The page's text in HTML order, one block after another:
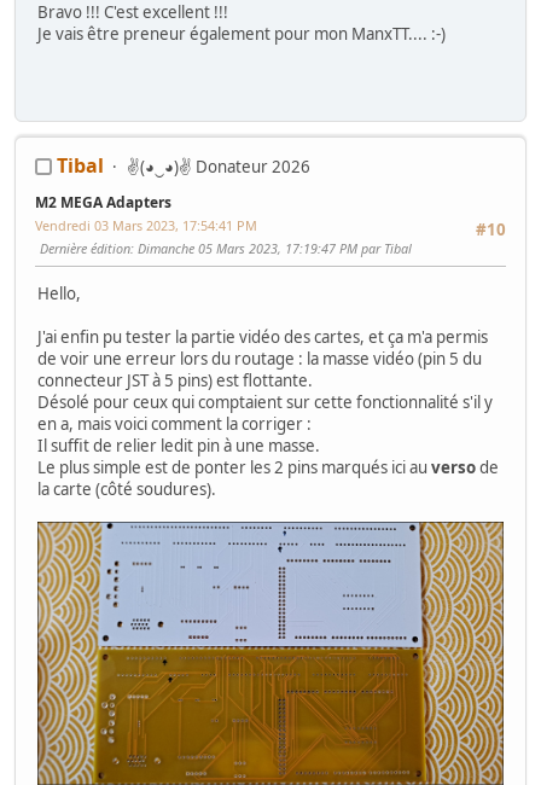
Bravo !!! C'est excellent !!!
Je vais être preneur également pour mon ManxTT.... :-)
Tibal ✌(◕‿◕)✌ Donateur 2026
M2 MEGA Adapters
#10
Vendredi 03 Mars 2023, 17:54:41 PM
Dernière édition: Dimanche 05 Mars 2023, 17:19:47 PM par Tibal
Hello,
J'ai enfin pu tester la partie vidéo des cartes, et ça m'a permis
de voir une erreur lors du routage : la masse vidéo (pin 5 du
connecteur JST à 5 pins) est flottante.
Désolé pour ceux qui comptaient sur cette fonctionnalité s'il y
en a, mais voici comment la corriger :
Il suffit de relier ledit pin à une masse.
Le plus simple est de ponter les 2 pins marqués ici au versode
la carte (côté soudures).